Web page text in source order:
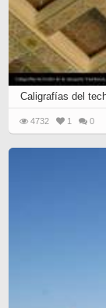
Caligrafías del
4732 1 0